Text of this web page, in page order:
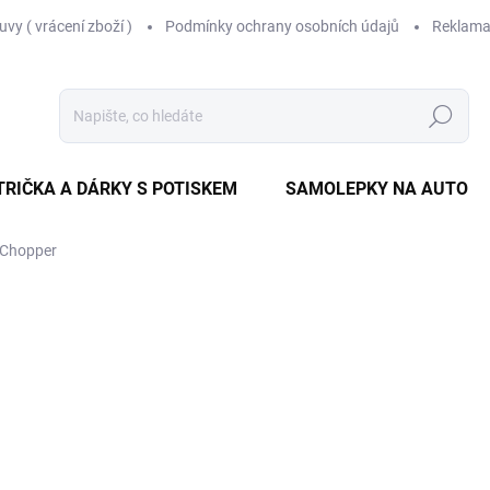
( vrácení zboží ) Podmínky ochrany osobních údajů
Hledat
A DÁRKY S POTISKEM SAMOLEPKY NA AUTO